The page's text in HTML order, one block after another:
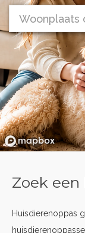
Zoek een
Huisdierenoppas